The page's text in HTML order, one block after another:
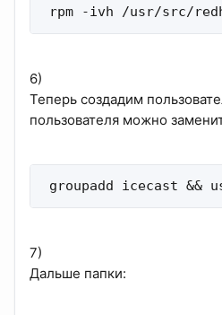
rpm -ivh /usr/src/
6)
Теперь создадим
пользователя можно
groupadd icecast &&
7)
Дальше папки: